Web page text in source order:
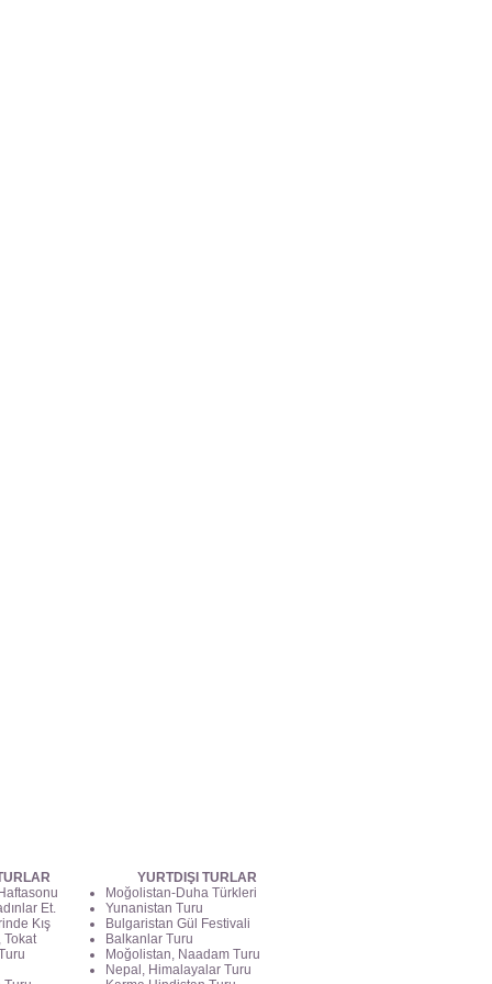
Et.
Kış
Tokat
YURTDIŞI TURLAR
Moğolistan-Duha Türkleri
Yunanistan Turu
Bulgaristan Gül Festivali
Balkanlar Turu
Moğolistan, Naadam Turu
Nepal, Himalayalar Turu